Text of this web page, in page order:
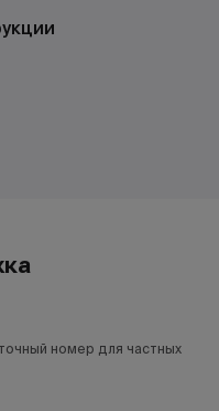
номер для частных